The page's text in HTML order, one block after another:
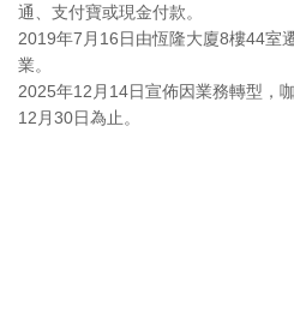
通、支付寶或現金付款。
2019年7月16日由恆隆大廈8樓44室
業。
2025年12月14日宣佈因業務轉型，
12月30日為止。